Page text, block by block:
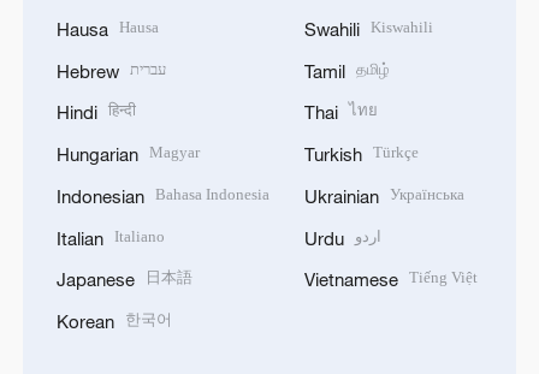
Hausa Hausa
Hebrew עברית
Hindi हिन्दी
Hungarian Magyar
Indonesian Bahasa Indonesia
Italian Italiano
Japanese 日本語
Korean 한국어
Swahili Kiswahili
Tamil தமிழ்
Thai ไทย
Turkish Türkçe
Ukrainian Українська
Urdu اردو
Vietnamese Tiếng Việt